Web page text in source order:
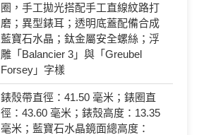
圈，手工拋光搭配手工直線紋路打
磨；異型錶耳；透明底蓋配備合成
藍寶石水晶；鈦金屬安全螺絲；浮
雕「Balancier 3」與「Greubel
Forsey」字樣
錶殼帶直徑：41.50 毫米；錶圈直
徑：43.60 毫米；錶殼高度：13.35
毫米；藍寶石水晶鏡面總高度：